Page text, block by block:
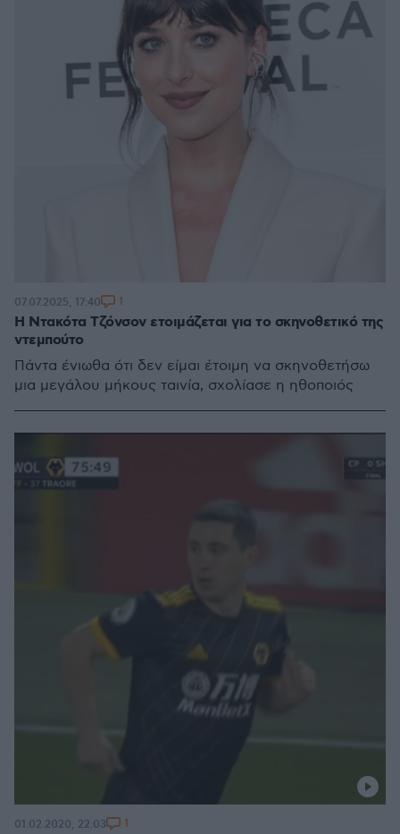
Η Ντακότα Τζόνσον ετοιμάζεται για το σκηνοθετικό της
ντεμπούτο
Πάντα ένιωθα ότι δεν είμαι έτοιμη να σκηνοθετήσω
μια μεγάλου μήκους ταινία, σχολίασε η ηθοποιός
07.07.2025, 17:40 1
01.02.2020, 22:03 1